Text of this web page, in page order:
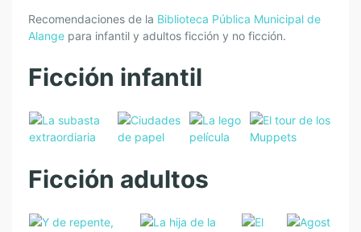
Recomendaciones de la Biblioteca Pública Municipal de
Alange para infantil y adultos ficción y no ficción.
Ficción infantil
Ficción adultos